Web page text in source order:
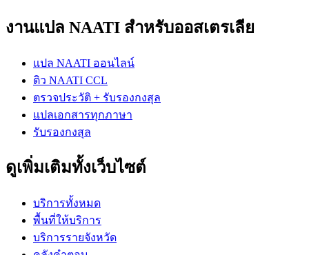
งานแปล NAATI สำหรับออสเตรเลีย
แปล NAATI ออนไลน์
ติว NAATI CCL
ตรวจประวัติ + รับรองกงสุล
แปลเอกสารทุกภาษา
รับรองกงสุล
ดูเพิ่มเติมทั้งเว็บไซต์
บริการทั้งหมด
พื้นที่ให้บริการ
บริการรายจังหวัด